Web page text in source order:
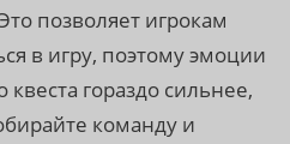
позволяет игрокам
в игру, поэтому эмоции
квеста гораздо сильнее,
команду и